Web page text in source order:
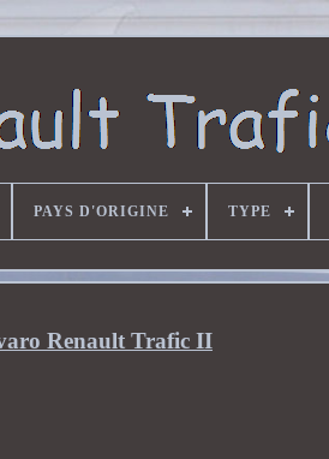
PAYS D'ORIGINE TYPE
Renault Trafic II